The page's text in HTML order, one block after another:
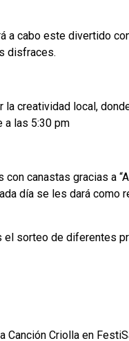
a cabo este divertido
disfraces.
creatividad local,
a las 5:30 pm
canastas gracias a
día se les dará como
sorteo de diferentes
Canción Criolla en